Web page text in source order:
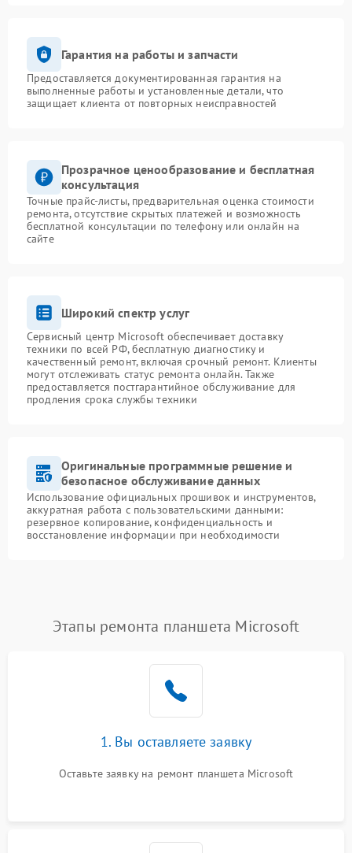
Гарантия на работы и запчасти
Предоставляется документированная гарантия на
выполненные работы и установленные детали, что
защищает клиента от повторных неисправностей
Прозрачное ценообразование и бесплатная
консультация
Точные прайс-листы, предварительная оценка стоимости
ремонта, отсутствие скрытых платежей и возможность
бесплатной консультации по телефону или онлайн на
сайте
Широкий спектр услуг
Сервисный центр Microsoft обеспечивает доставку
техники по всей РФ, бесплатную диагностику и
качественный ремонт, включая срочный ремонт. Клиенты
могут отслеживать статус ремонта онлайн. Также
предоставляется постгарантийное обслуживание для
продления срока службы техники
Оригинальные программные решение и
безопасное обслуживание данных
Использование официальных прошивок и инструментов,
аккуратная работа с пользовательскими данными:
резервное копирование, конфиденциальность и
восстановление информации при необходимости
Этапы ремонта планшета Microsoft
1. Вы оставляете заявку
Оставьте заявку на ремонт планшета Microsoft